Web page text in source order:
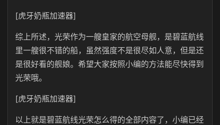
[虎牙奶瓶加速器]
综上所述，光荣作为一艘皇家的航空母舰，是碧蓝航线
里一艘很不错的船，虽然强度不是很尽如人意，但是还
是很好看的舰娘。希望大家按照小编的方法能尽快得到
光荣哦。
[虎牙奶瓶加速器]
以上就是碧蓝航线光荣怎么得的全部内容了，小编已经